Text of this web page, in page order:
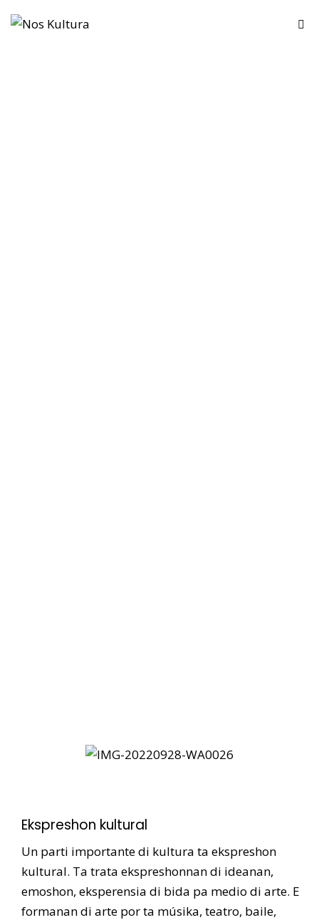
Ekspreshon kultural
Un parti importante di kultura ta ekspreshon
kultural. Ta trata ekspreshonnan di ideanan,
emoshon, eksperensia di bida pa medio di arte. E
formanan di arte por ta músika, teatro, baile,